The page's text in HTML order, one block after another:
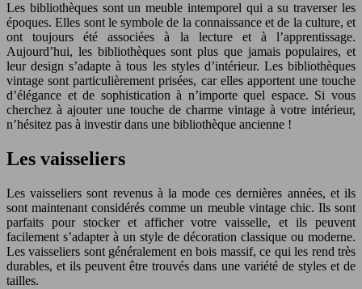
Les bibliothèques sont un meuble intemporel qui a su traverser les
époques. Elles sont le symbole de la connaissance et de la culture, et
ont toujours été associées à la lecture et à l’apprentissage.
Aujourd’hui, les bibliothèques sont plus que jamais populaires, et
leur design s’adapte à tous les styles d’intérieur. Les bibliothèques
vintage sont particulièrement prisées, car elles apportent une touche
d’élégance et de sophistication à n’importe quel espace. Si vous
cherchez à ajouter une touche de charme vintage à votre intérieur,
n’hésitez pas à investir dans une bibliothèque ancienne !
Les vaisseliers
Les vaisseliers sont revenus à la mode ces dernières années, et ils
sont maintenant considérés comme un meuble vintage chic. Ils sont
parfaits pour stocker et afficher votre vaisselle, et ils peuvent
facilement s’adapter à un style de décoration classique ou moderne.
Les vaisseliers sont généralement en bois massif, ce qui les rend très
durables, et ils peuvent être trouvés dans une variété de styles et de
tailles.